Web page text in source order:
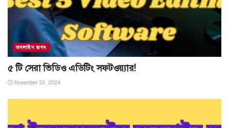
অনলাইন জগৎ
৫ টি সেরা ভিডিও এডিটিং সফটওয়্যার!
November 30, 2024